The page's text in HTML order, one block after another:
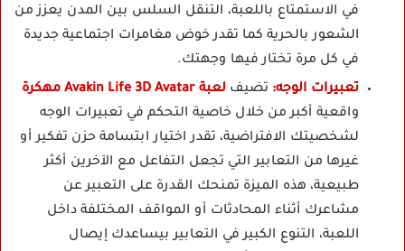
في الاستمتاع باللعبة، التنقل السلس بين المدن يعزز من
الشعور بالحرية كما تقدر خوض مغامرات اجتماعية جديدة
في كل مرة تختار فيها وجهتك.
تعبيرات الوجه: تضيف لعبة Avakin Life 3D Avatar مهكرة
واقعية أكبر من خلال خاصية التحكم في تعبيرات الوجه
لشخصيتك الافتراضية، تقدر اختيار ابتسامة حزن تفكير أو
غيرها من التعابير التي تجعل التفاعل مع الآخرين أكثر
طبيعية، هذه الميزة تمنحك القدرة على التعبير عن
مشاعرك أثناء المحادثات أو المواقف المختلفة داخل
اللعبة، التنوع الكبير في التعابير بيساعدك إيصال